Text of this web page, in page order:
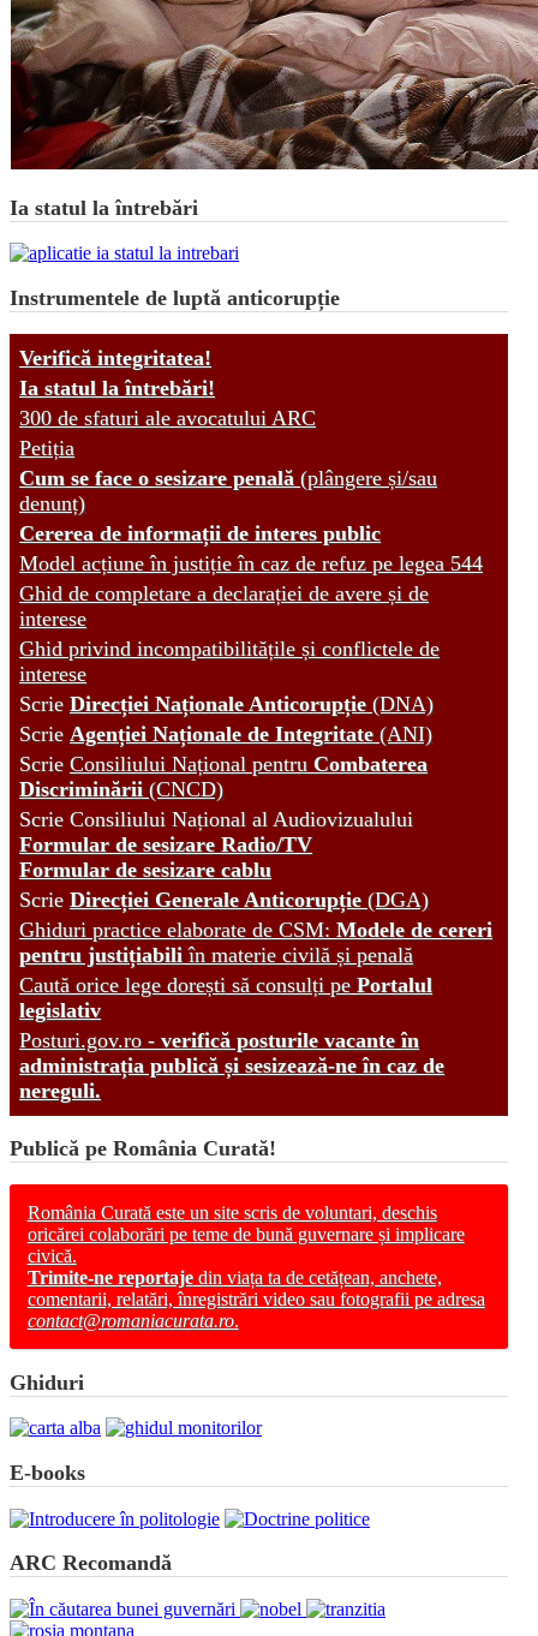
Ia statul la întrebări
Instrumentele de luptă anticorupție
Verifică integritatea!
Ia statul la întrebări!
300 de sfaturi ale avocatului ARC
Petiția
Cum se face o sesizare penală (plângere și/sau
denunț)
Cererea de informații de interes public
Model acțiune în justiție în caz de refuz pe legea 544
Ghid de completare a declarației de avere și de
interese
Ghid privind incompatibilitățile și conflictele de
interese
ScrieDirecției Naționale Anticorupție(DNA)
Scrie Agenției Naționale de Integritate(ANI)
ScrieConsiliului Național pentruCombaterea
Discriminării(CNCD)
Scrie Consiliului Național al Audiovizualului
Formular de sesizare Radio/TV
Formular de sesizare cablu
ScrieDirecției Generale Anticorupție(DGA)
Ghiduri practice elaborate de CSM:Modele de cereri
pentru justițiabili în materie civilă și penală
Caută orice lege dorești să consulți pePortalul
legislativ
Posturi.gov.ro -verifică posturile vacante în
administrația publică și sesizează-ne în caz de
nereguli.
Publică pe România Curată!
România Curată este un site scris de voluntari, deschis
oricărei colaborări pe teme de bună guvernare și implicare
civică.
Trimite-ne reportajedin viața ta de cetățean, anchete,
comentarii, relatări, înregistrări video sau fotografii pe adresa
contact@romaniacurata.ro.
Ghiduri
E-books
ARC Recomandă